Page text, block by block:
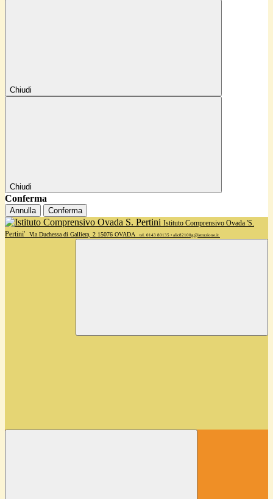
Chiudi
Chiudi
Conferma
Annulla Conferma
Istituto Comprensivo Ovada 'S.
Pertini'
Via Duchessa di Galliera, 2 15076 OVADA tel. 0143 80135 • alic82100g@istruzione.it